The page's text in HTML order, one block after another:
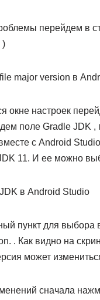
перейдем в
)
окне настроек
поле Gradle JDK
с Android
11. И ее можно
пункт для выбора
. Как видно на
может
сначала